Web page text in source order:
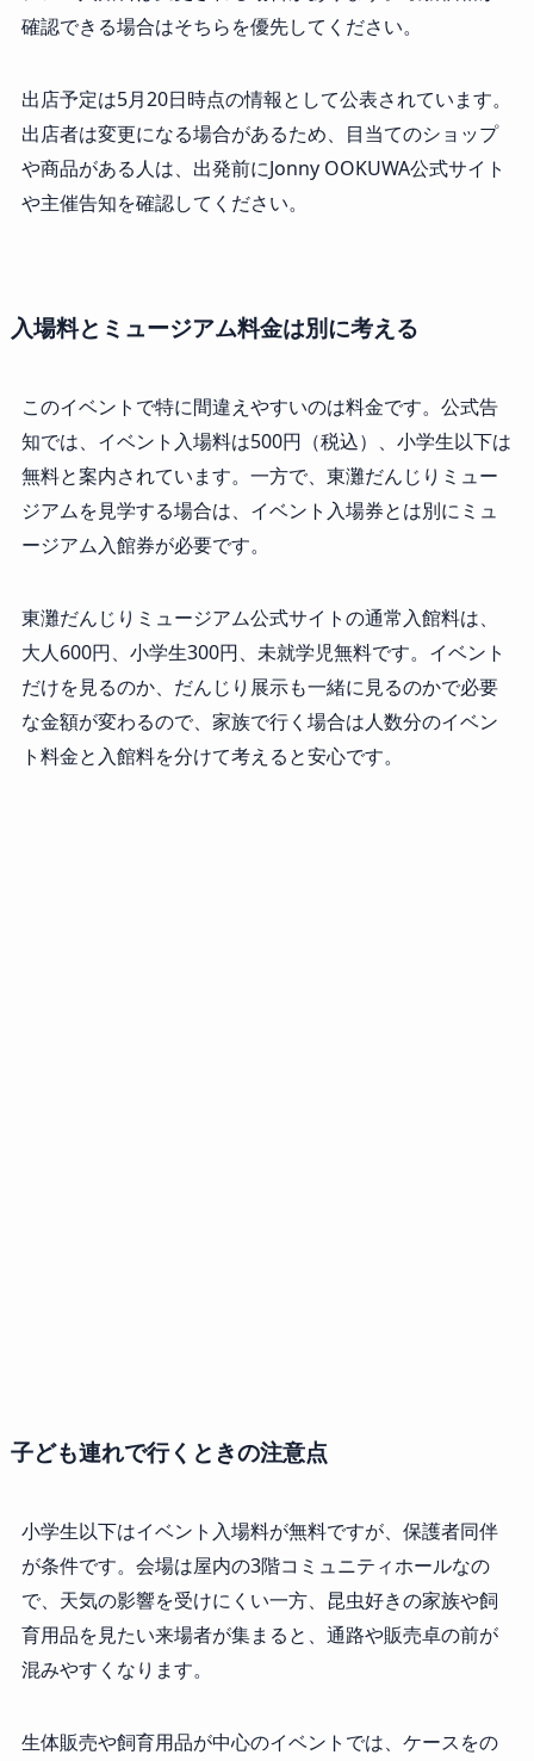
確認できる場合はそちらを優先してください。
出店予定は5月20日時点の情報として公表されています。
出店者は変更になる場合があるため、目当てのショップ
や商品がある人は、出発前にJonny OOKUWA公式サイト
や主催告知を確認してください。
入場料とミュージアム料金は別に考える
このイベントで特に間違えやすいのは料金です。公式告
知では、イベント入場料は500円（税込）、小学生以下は
無料と案内されています。一方で、東灘だんじりミュー
ジアムを見学する場合は、イベント入場券とは別にミュ
ージアム入館券が必要です。
東灘だんじりミュージアム公式サイトの通常入館料は、
大人600円、小学生300円、未就学児無料です。イベント
だけを見るのか、だんじり展示も一緒に見るのかで必要
な金額が変わるので、家族で行く場合は人数分のイベン
ト料金と入館料を分けて考えると安心です。
子ども連れで行くときの注意点
小学生以下はイベント入場料が無料ですが、保護者同伴
が条件です。会場は屋内の3階コミュニティホールなの
で、天気の影響を受けにくい一方、昆虫好きの家族や飼
育用品を見たい来場者が集まると、通路や販売卓の前が
混みやすくなります。
生体販売や飼育用品が中心のイベントでは、ケースをの